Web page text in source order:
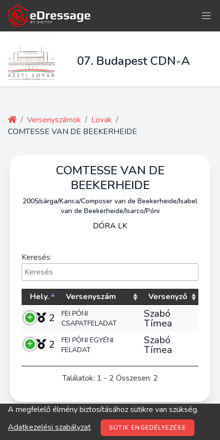
07. Budapest CDN-A
/ Versenyszámok / Lovak /
COMTESSE VAN DE BEEKERHEIDE
COMTESSE VAN DE
BEEKERHEIDE
2005/sárga/Kanca/Composer van de Beekerheide/Isabel
van de Beekerheide/Isarco/Póni
DÓRA LK
Keresés:
Hely. Versenyszám Versenyző
2
FEI PÓNI
CSAPATFELADAT
Szabó
Tímea
2
FEI PÓNI EGYÉNI
FELADAT
Szabó
Tímea
Találatok: 1 - 2 Összesen: 2
© digitop.hu 2022 |Adatkezelési szabályzat
A megfelelő élmény biztosításához sütikre van szükség.
Adatkezelési szabályzat
SÜTIK ENGEDÉLYEZÉSE